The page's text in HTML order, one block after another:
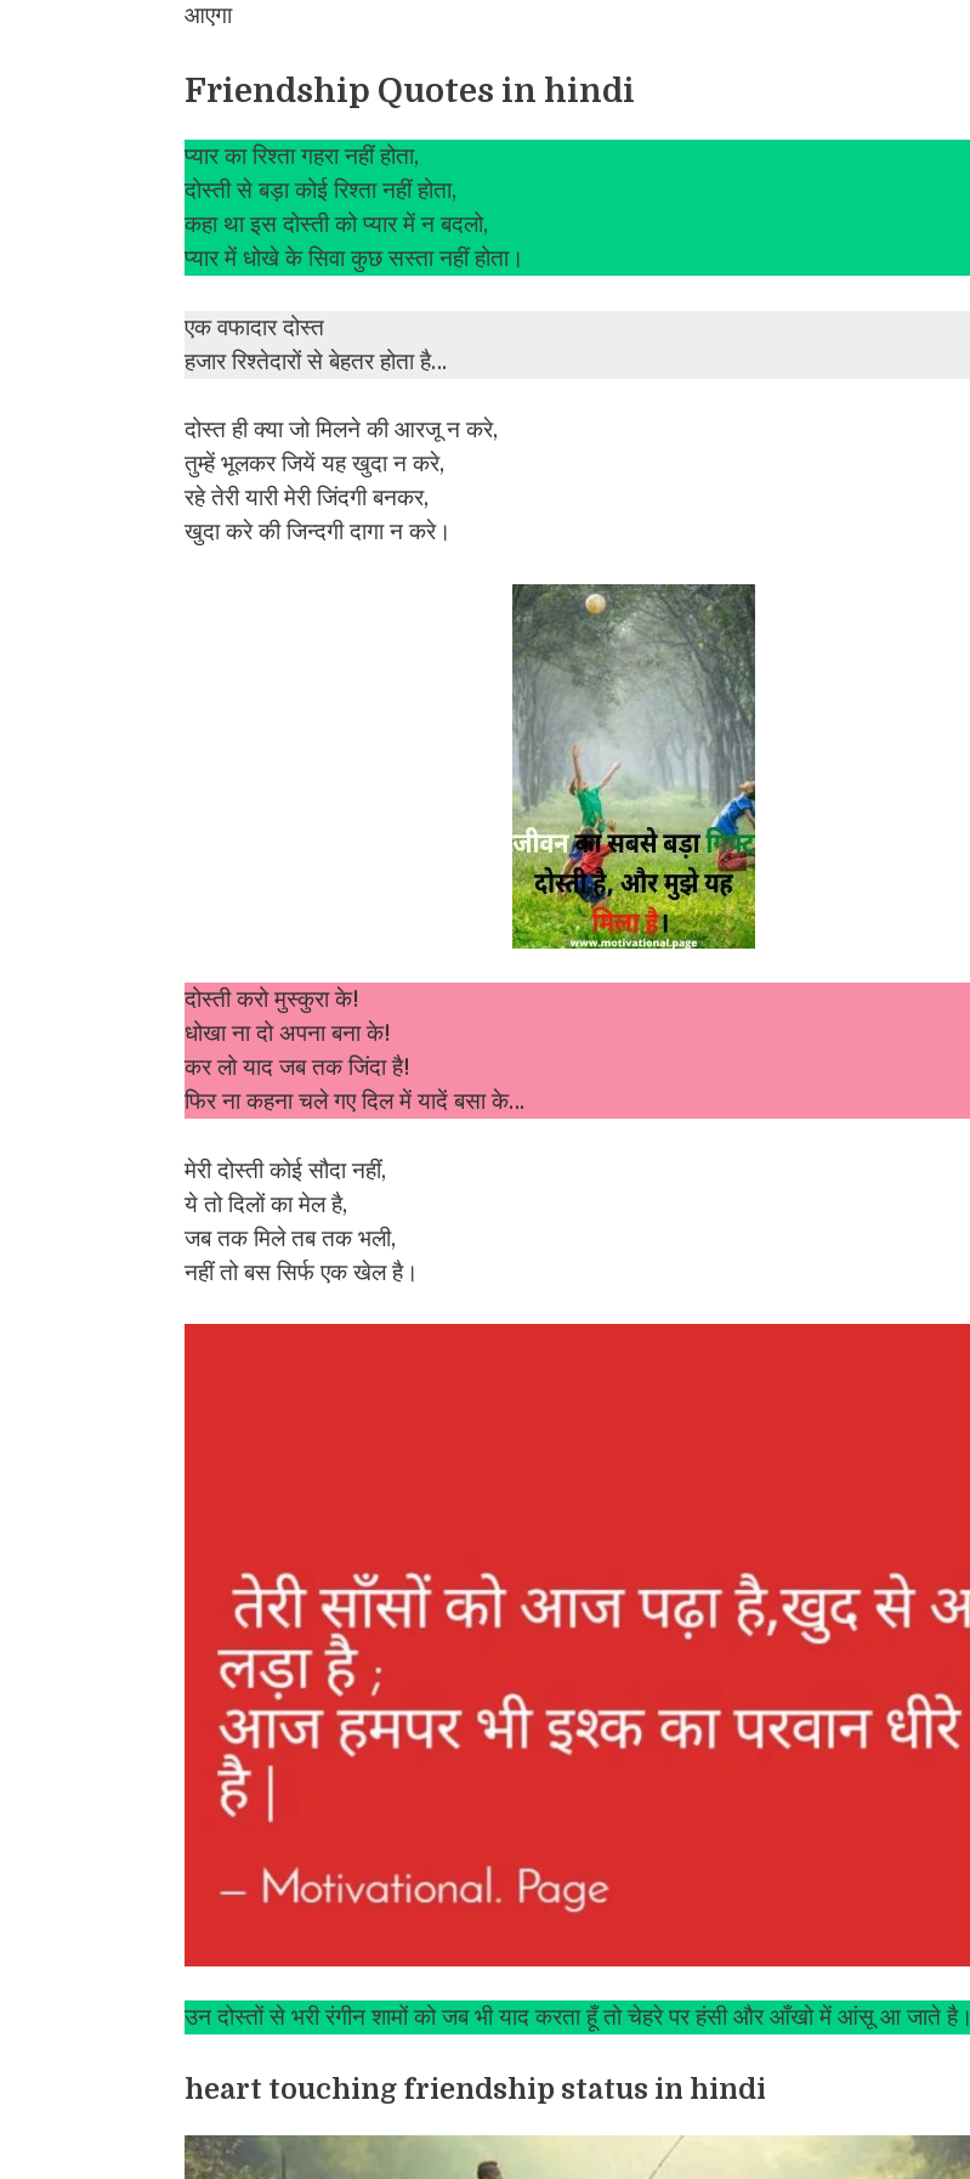
आएगा
Friendship Quotes in hindi
प्यार का रिश्ता गहरा नहीं होता,
दोस्ती से बड़ा कोई रिश्ता नहीं होता,
कहा था इस दोस्ती को प्यार में न बदलो,
प्यार में धोखे के सिवा कुछ सस्ता नहीं होता।
एक वफादार दोस्त
हजार रिश्तेदारों से बेहतर होता है…
दोस्त ही क्या जो मिलने की आरजू न करे,
तुम्हें भूलकर जियें यह खुदा न करे,
रहे तेरी यारी मेरी जिंदगी बनकर,
खुदा करे की जिन्दगी दागा न करे।
दोस्ती करो मुस्कुरा के!
धोखा ना दो अपना बना के!
कर लो याद जब तक जिंदा है!
फिर ना कहना चले गए दिल में यादें बसा के…
मेरी दोस्ती कोई सौदा नहीं,
ये तो दिलों का मेल है,
जब तक मिले तब तक भली,
नहीं तो बस सिर्फ एक खेल है।
उन दोस्तों से भरी रंगीन शामों को जब भी याद करता हूँ तो चेहरे पर हंसी और आँखो में आंसू आ जाते है।
heart touching friendship status in hindi